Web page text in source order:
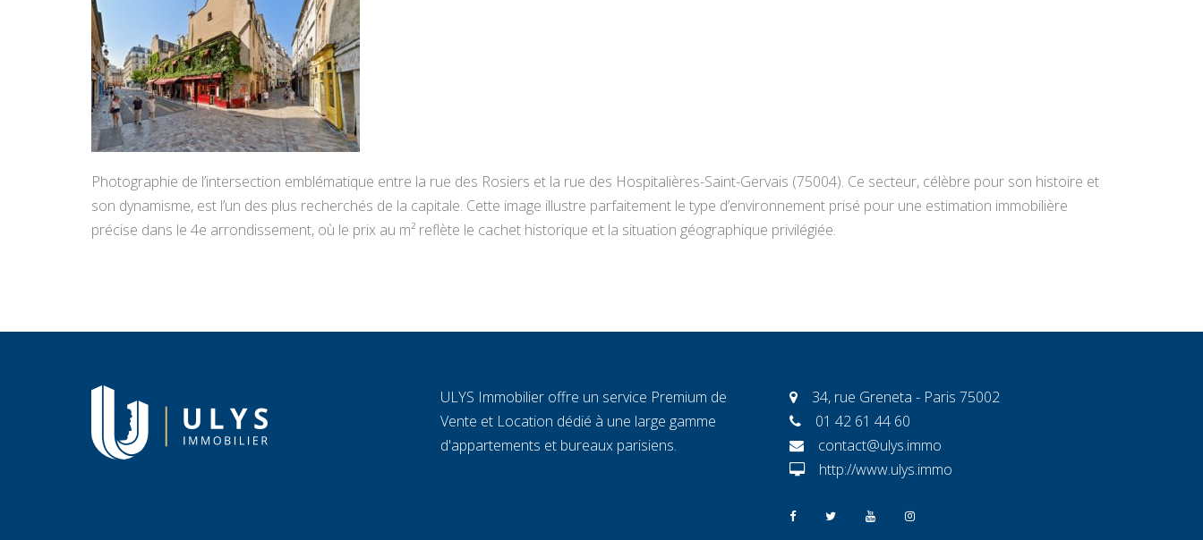
Photographie de l’intersection emblématique entre la rue des Rosiers et la rue des Hospitalières-Saint-Gervais (75004). Ce secteur, célèbre pour son histoire et
son dynamisme, est l’un des plus recherchés de la capitale. Cette image illustre parfaitement le type d’environnement prisé pour une estimation immobilière
précise dans le 4e arrondissement, où le prix au m² reflète le cachet historique et la situation géographique privilégiée.
ULYS Immobilier offre un service Premium de
Vente et Location dédié à une large gamme
d'appartements et bureaux parisiens.
34, rue Greneta - Paris 75002
01 42 61 44 60
contact@ulys.immo
http://www.ulys.immo